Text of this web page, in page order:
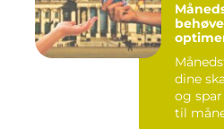
dine
og spar